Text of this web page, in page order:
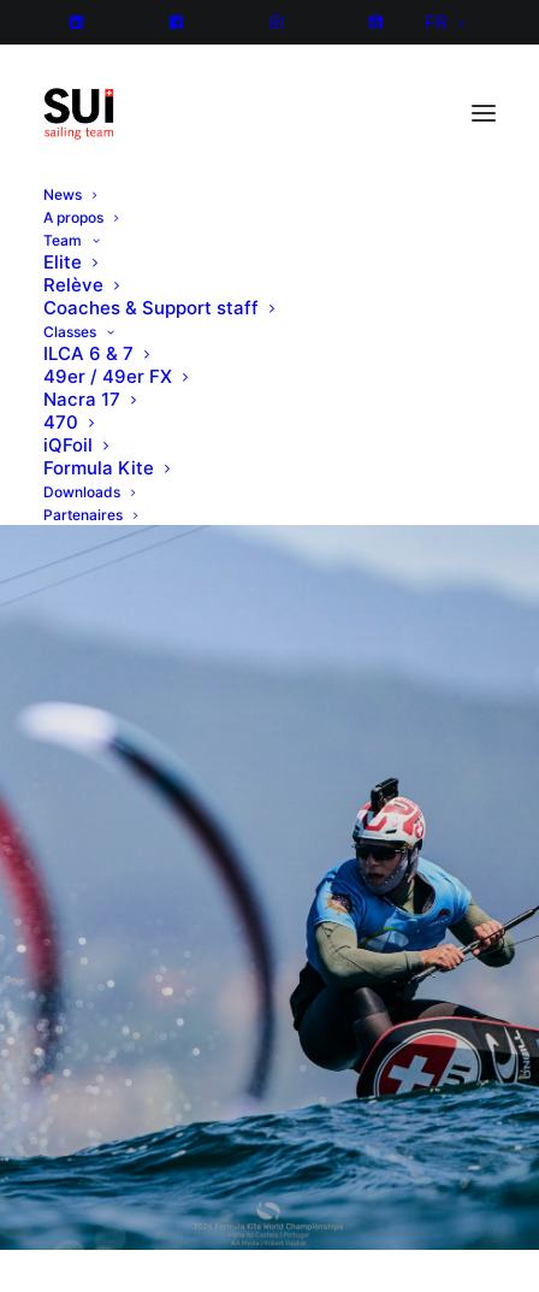
FR
News
A propos
Team
Elite
Relève
Coaches & Support staff
Classes
ILCA 6 & 7
49er / 49er FX
Nacra 17
470
iQFoil
Formula Kite
Downloads
Partenaires